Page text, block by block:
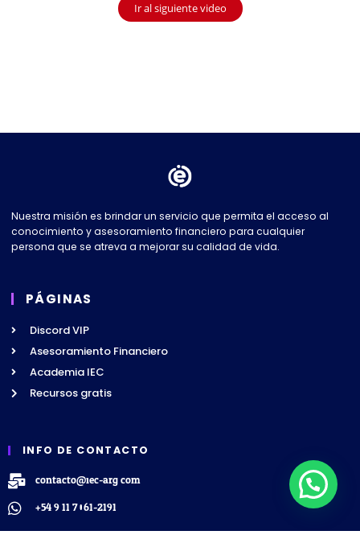
Ir al siguiente video
Nuestra misión es brindar un servicio que permita el acceso al
conocimiento y asesoramiento financiero para cualquier
persona que se atreva a mejorar su calidad de vida.
PÁGINAS
Discord VIP
Asesoramiento Financiero
Academia IEC
Recursos gratis
INFO DE CONTACTO
contacto@iec-arg.com
+54 9 11 7061-2191